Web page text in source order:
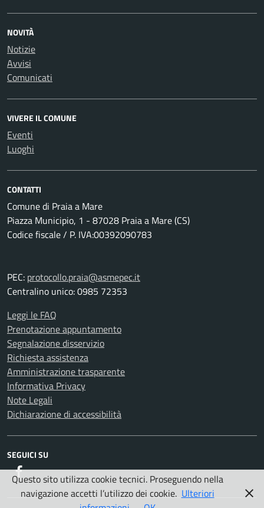
NOVITÀ
Notizie
Avvisi
Comunicati
VIVERE IL COMUNE
Eventi
Luoghi
CONTATTI
Comune di Praia a Mare
Piazza Municipio, 1 - 87028 Praia a Mare (CS)
Codice fiscale / P. IVA:00392090783
PEC: protocollo.praia@asmepec.it
Centralino unico: 0985 72353
Leggi le FAQ
Prenotazione appuntamento
Segnalazione disservizio
Richiesta assistenza
Amministrazione trasparente
Informativa Privacy
Note Legali
Dichiarazione di accessibilità
SEGUICI SU
Facebook
Questo sito utilizza cookie tecnici. Proseguendo nella
navigazione accetti l’utilizzo dei cookie. Ulteriori